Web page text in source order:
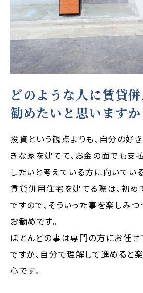
どのような人に賃貸
勧めたいと思いますか
投資という観点よりも、自分の好
きな家を建てて、お金の面でも支
したいと考えている方に向いてい
賃貸併用住宅を建てる際は、初め
ですので、そういった事を楽しみ
お勧めです。
ほとんどの事は専門の方にお任せ
ですが、自分で理解して進めると
心です。